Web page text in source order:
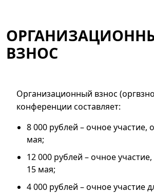
ВЗНОС
Организационный взнос
конференции составляет:
8 000 рублей – очное участие,
мая;
12 000 рублей – очное
15 мая;
4 000 рублей – очное участие